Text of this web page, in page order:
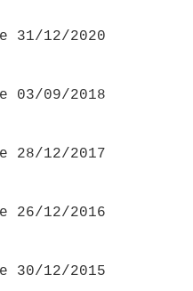
31/12/2020
03/09/2018
28/12/2017
26/12/2016
30/12/2015